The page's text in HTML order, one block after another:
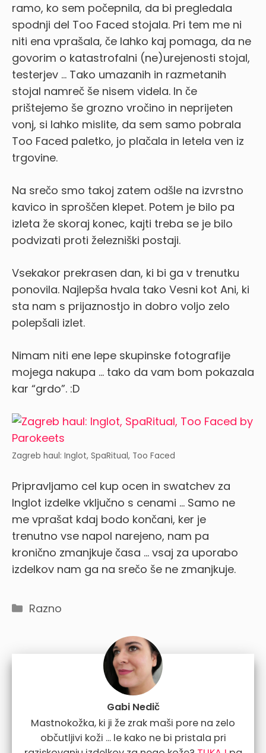
ramo, ko sem počepnila, da bi pregledala
spodnji del Too Faced stojala. Pri tem me ni
niti ena vprašala, če lahko kaj pomaga, da ne
govorim o katastrofalni (ne)urejenosti stojal,
testerjev … Tako umazanih in razmetanih
stojal namreč še nisem videla. In če
prištejemo še grozno vročino in neprijeten
vonj, si lahko mislite, da sem samo pobrala
Too Faced paletko, jo plačala in letela ven iz
trgovine.
Na srečo smo takoj zatem odšle na izvrstno
kavico in sproščen klepet. Potem je bilo pa
izleta že skoraj konec, kajti treba se je bilo
podvizati proti železniški postaji.
Vsekakor prekrasen dan, ki bi ga v trenutku
ponovila. Najlepša hvala tako Vesni kot Ani, ki
sta nam s prijaznostjo in dobro voljo zelo
polepšali izlet.
Nimam niti ene lepe skupinske fotografije
mojega nakupa … tako da vam bom pokazala
kar “grdo”. :D
Zagreb haul: Inglot, SpaRitual, Too Faced
Pripravljamo cel kup ocen in swatchev za
Inglot izdelke vključno s cenami … Samo ne
me vprašat kdaj bodo končani, ker je
trenutno vse napol narejeno, nam pa
kronično zmanjkuje časa … vsaj za uporabo
izdelkov nam ga na srečo še ne zmanjkuje.
Categories
Razno
Gabi Nedič
Mastnokožka, ki ji že zrak maši pore na zelo
občutljivi koži ... le kako ne bi pristala pri